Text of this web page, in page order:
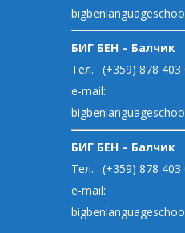
БИГ БЕН – Балчик
Тел.: (+359) 878 403
e-mail:
БИГ БЕН – Балчик
Тел.: (+359) 878 403
e-mail: